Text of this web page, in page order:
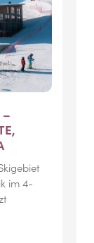
–
im 4-